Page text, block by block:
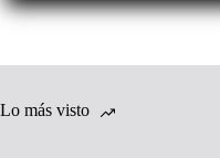
Lo más visto